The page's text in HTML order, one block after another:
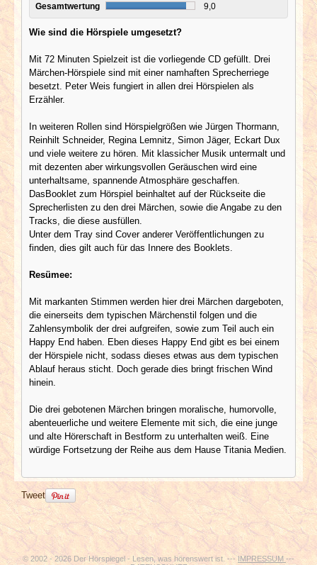
Gesamtwertung
9,0
Wie sind die Hörspiele umgesetzt?
Mit 72 Minuten Spielzeit ist die vorliegende CD gefüllt. Drei
Märchen-Hörspiele sind mit einer namhaften Sprecherriege
besetzt. Peter Weis fungiert in allen drei Hörspielen als
Erzähler.
In weiteren Rollen sind Hörspielgrößen wie Jürgen Thormann,
Reinhilt Schneider, Regina Lemnitz, Simon Jäger, Eckart Dux
und viele weitere zu hören. Mit klassicher Musik untermalt und
mit dezenten aber wirkungsvollen Geräuschen wird eine
unterhaltsame, spannende Atmosphäre geschaffen.
DasBooklet zum Hörspiel beinhaltet auf der Rückseite die
Sprecherlisten zu den drei Märchen, sowie die Angabe zu den
Tracks, die diese ausfüllen.
Unter dem Tray sind Cover anderer Veröffentlichungen zu
finden, dies gilt auch für das Innere des Booklets.
Resümee:
Mit markanten Stimmen werden hier drei Märchen dargeboten,
die einerseits dem typischen Märchenstil folgen und die
Zahlensymbolik der drei aufgreifen, sowie zum Teil auch ein
Happy End haben. Eben dieses Happy End gibt es bei einem
der Hörspiele nicht, sodass dieses etwas aus dem typischen
Ablauf heraus sticht. Doch gerade dies bringt frischen Wind
hinein.
Die drei gebotenen Märchen bringen moralische, humorvolle,
abenteuerliche und weitere Elemente mit sich, die eine junge
und alte Hörerschaft in Bestform zu unterhalten weiß. Eine
würdige Fortsetzung der Reihe aus dem Hause Titania Medien.
Tweet
© 2002 - 2026 Der Hörspiegel - Lesen, was hörenswert ist. ---IMPRESSUM ---